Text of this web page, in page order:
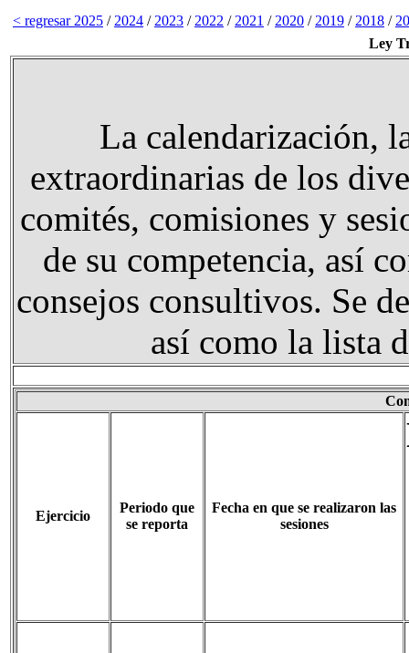
< regresar 2025 / 2024 / 2023 / 2022 / 2021 / 2020 / 2019 / 2018 /
Ley
La calendarización,
extraordinarias de los
comités, comisiones y
de su competencia, así
consejos consultivos. Se
así como la lista
Ejercicio
Periodo que
se reporta
Fecha en que se realizaron las
sesiones